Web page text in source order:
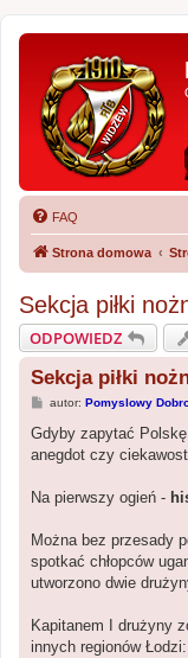
FAQ
Strona domowa
Sekcja piłki
ODPOWIEDZ
Sekcja piłki
P
s
autor: Pomyslowy
Gdyby zapytać
anegdot czy
Na pierwszy ogień -
Można bez przesady
spotkać chłopców
utworzono dwie
Kapitanem I drużyny
innych regionów